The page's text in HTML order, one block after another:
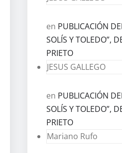
en PUBLICACIÓN
SOLÍS Y TOLEDO”,
PRIETO
JESUS GALLEGO
en PUBLICACIÓN
SOLÍS Y TOLEDO”,
PRIETO
Mariano Rufo